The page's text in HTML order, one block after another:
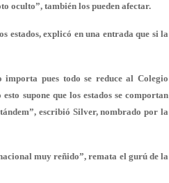
oculto”, también los pueden afectar.
estados, explicó en una entrada que si la
pues todo se reduce al Colegio
supone que los estados se comportan
escribió Silver, nombrado por la
muy reñido”, remata el gurú de la